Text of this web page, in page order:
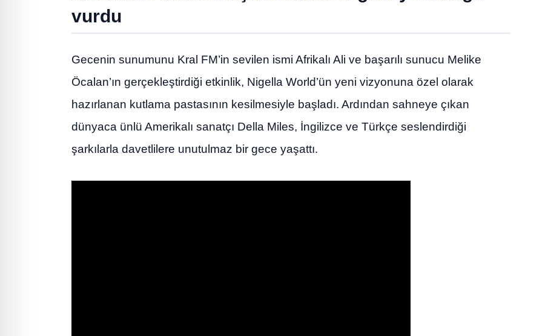
vurdu
Gecenin sunumunu Kral FM’in sevilen ismi Afrikalı Ali ve başarılı sunucu Melike
Öcalan’ın gerçekleştirdiği etkinlik, Nigella World’ün yeni vizyonuna özel olarak
hazırlanan kutlama pastasının kesilmesiyle başladı. Ardından sahneye çıkan
dünyaca ünlü Amerikalı sanatçı Della Miles, İngilizce ve Türkçe seslendirdiği
şarkılarla davetlilere unutulmaz bir gece yaşattı.